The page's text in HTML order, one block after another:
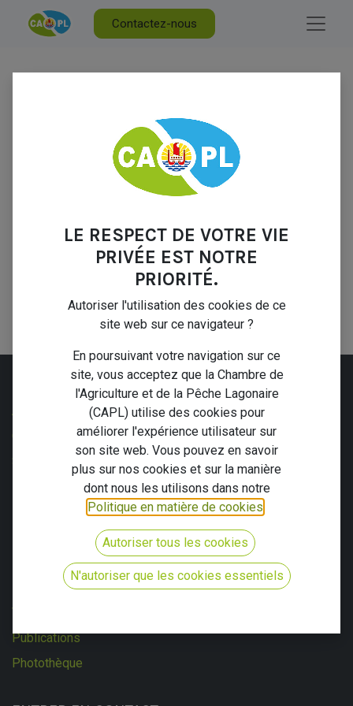
Contactez-nous
Mot de passe
Se connecter
Vous n'avez pas de
compte ?
Réinitialiser le mot de
passe
LIENS UTILES
Accueil
Carte CAPL
Politique de confidentialité
Mentions Légales
MÉDIATHÈQUE
Vidéothèque
Publications
Photothèque
LE RESPECT DE VOTRE VIE
PRIVÉE EST NOTRE
PRIORITÉ.
Autoriser l'utilisation des cookies de ce
site web sur ce navigateur ?
En poursuivant votre navigation sur ce
site, vous acceptez que la Chambre de
l'Agriculture et de la Pêche Lagonaire
(CAPL) utilise des cookies pour
améliorer l'expérience utilisateur sur
son site web. Vous pouvez en savoir
plus sur nos cookies et sur la manière
dont nous les utilisons dans notre
Politique en matière de cookies
Autoriser tous les cookies
N'autoriser que les cookies essentiels